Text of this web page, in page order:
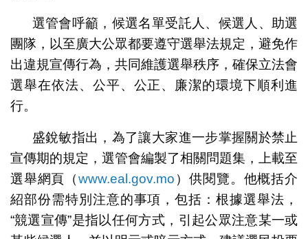
選管會呼籲，候選名單受託人、候選人、助選
團隊，以至廣大公眾都要遵守選舉法規定，避免作
出違規宣傳行為，共同維護選舉秩序，確保立法會
選舉在依法、公平、公正、廉潔的環境下順利進
行。
盛銳敏指出，為了讓大家進一步掌握關於禁止
宣傳期的規定，選管會編製了相關問題集，上載至
選舉網頁（www.eal.gov.mo ）供閱覽。他概括介
紹部份需特別注意的事項，包括：根據選舉法，
“競選宣傳”是指以任何方式，引起公眾注意某一或